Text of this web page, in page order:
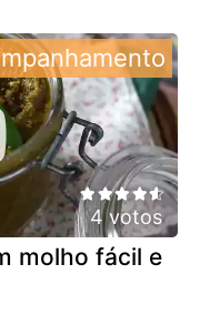
4 votos
molho fácil e